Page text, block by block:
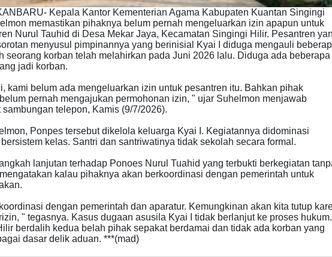
Kepala Kantor Kementerian Agama Kabupaten Kuantan Singingi
memastikan pihaknya belum pernah mengeluarkan izin apapun untuk
Nurul Tauhid di Desa Mekar Jaya, Kecamatan Singingi Hilir. Pesantren
menyusul pimpinannya yang berinisial Kyai I diduga mengauli
seorang korban telah melahirkan pada Juni 2026 lalu. Diduga ada beberapa
jadi korban.
kami belum ada mengeluarkan izin untuk pesantren itu. Bahkan pihak
pernah mengajukan permohonan izin, " ujar Suhelmon menjawab
telepon, Kamis (9/7/2026).
Ponpes tersebut dikelola keluarga Kyai I. Kegiatannya didominasi
kelas. Santri dan santriwatinya tidak sekolah secara formal.
lanjutan terhadap Ponoes Nurul Tuahid yang terbukti berkegiatan
kalau pihaknya akan berkoordinasi dengan pemerintah untuk
dengan pemerintah dan aparatur. Kemungkinan akan kita tutup
" tegasnya. Kasus dugaan asusila Kyai I tidak berlanjut ke proses hukum.
berdalih kedua belah pihak sepakat berdamai dan tidak ada korban yang
dasar delik aduan. ***(mad)